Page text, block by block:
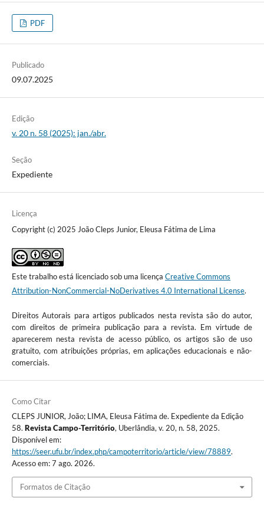
PDF
Publicado
09.07.2025
Edição
v. 20 n. 58 (2025): jan./abr.
Seção
Expediente
Licença
Copyright (c) 2025 João Cleps Junior, Eleusa Fátima de Lima
Este trabalho está licenciado sob uma licença Creative Commons
Attribution-NonCommercial-NoDerivatives 4.0 International License.
Direitos Autorais para artigos publicados nesta revista são do autor,
com direitos de primeira publicação para a revista. Em virtude de
aparecerem nesta revista de acesso público, os artigos são de uso
gratuito, com atribuições próprias, em aplicações educacionais e não-
comerciais.
Como Citar
CLEPS JUNIOR, João; LIMA, Eleusa Fátima de. Expediente da Edição
58. Revista Campo-Território, Uberlândia, v. 20, n. 58, 2025.
Disponível em:
https://seer.ufu.br/index.php/campoterritorio/article/view/78889.
Acesso em: 7 ago. 2026.
Formatos de Citação